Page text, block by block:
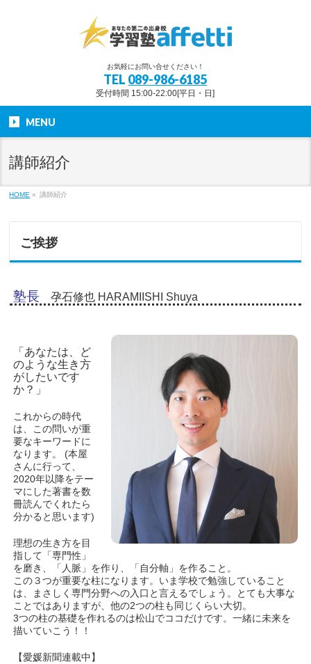
お気軽にお問い合せください！
TEL 089-986-6185
受付時間 15:00-22:00[平日・日]
MENU
講師紹介
HOME » 講師紹介
ご挨拶
塾長 孕石修也 HARAMIISHI Shuya
「あなたは、ど
のような生き方
がしたいです
か？」
これからの時代
は、この問いが重
要なキーワードに
なります。 (本屋
さんに行って、
2020年以降をテー
マにした著書を数
冊読んでくれたら
分かると思います)
理想の生き方を目
指して「専門性」
を磨き、「人脈」を作り、「自分軸」を作ること。
この３つが重要な柱になります。いま学校で勉強していること
は、まさしく専門分野への入口と言えるでしょう。とても大事な
ことではありますが、他の2つの柱も同じくらい大切。
3つの柱の基礎を作れるのは松山でココだけです。一緒に未来を
描いていこう！！
【愛媛新聞連載中】